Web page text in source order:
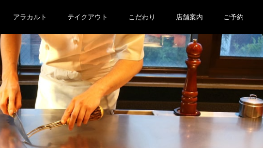
アラカルト テイクアウト こだわり 店舗案内 ご予約